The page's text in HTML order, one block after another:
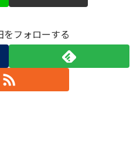
をフォローする